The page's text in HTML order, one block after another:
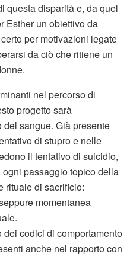
questa disparità e, da quel
Esther un obiettivo da
per motivazioni legate
da ciò che ritiene un
nel percorso di
progetto sarà
sangue. Già presente
di stupro e nelle
il tentativo di suicidio,
passaggio topico della
rituale di sacrificio:
momentanea
codici di comportamento
anche nel rapporto con